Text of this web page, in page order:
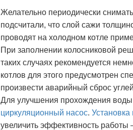
Желательно периодически
подсчитали, что слой сажи
проводят на холодном котле
При заполнении колосниковой
таких случаях рекомендуется
котлов для этого предусмотрен
произвести аварийный сброс
Для улучшения прохождения воды
циркуляционный насос. Установка
увеличить эффективность работы